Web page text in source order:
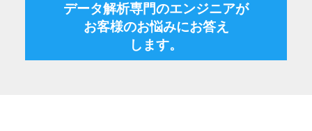
データ解析専門のエンジニアが
お客様のお悩みにお答え
します。